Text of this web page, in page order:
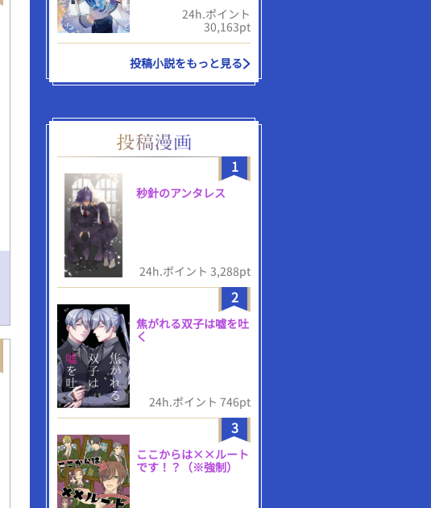
24h.ポイント
30,163pt
投稿小説をもっと見る
1
秒針のアンタレス
24h.ポイント 3,288pt
2
焦がれる双子は嘘を吐
く
24h.ポイント 746pt
3
ここからは××ルート
です！？（※強制）